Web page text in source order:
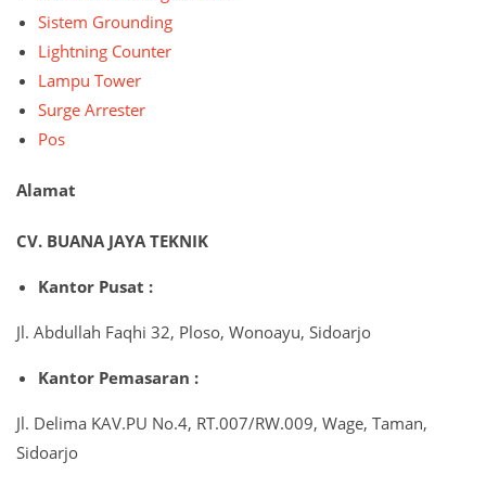
Sistem Grounding
Lightning Counter
Lampu Tower
Surge Arrester
Pos
Alamat
CV. BUANA JAYA TEKNIK
Kantor Pusat :
Jl. Abdullah Faqhi 32, Ploso, Wonoayu, Sidoarjo
Kantor Pemasaran :
Jl. Delima KAV.PU No.4, RT.007/RW.009, Wage, Taman,
Sidoarjo